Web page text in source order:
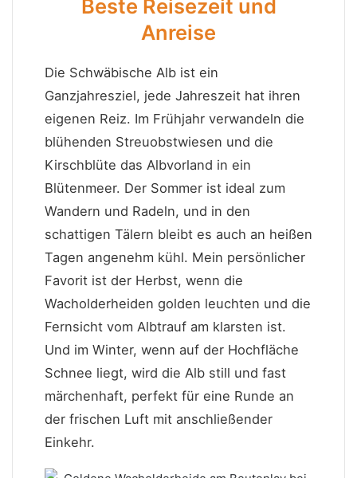
Beste Reisezeit und
Anreise
Die Schwäbische Alb ist ein
Ganzjahresziel, jede Jahreszeit hat ihren
eigenen Reiz. Im Frühjahr verwandeln die
blühenden Streuobstwiesen und die
Kirschblüte das Albvorland in ein
Blütenmeer. Der Sommer ist ideal zum
Wandern und Radeln, und in den
schattigen Tälern bleibt es auch an heißen
Tagen angenehm kühl. Mein persönlicher
Favorit ist der Herbst, wenn die
Wacholderheiden golden leuchten und die
Fernsicht vom Albtrauf am klarsten ist.
Und im Winter, wenn auf der Hochfläche
Schnee liegt, wird die Alb still und fast
märchenhaft, perfekt für eine Runde an
der frischen Luft mit anschließender
Einkehr.